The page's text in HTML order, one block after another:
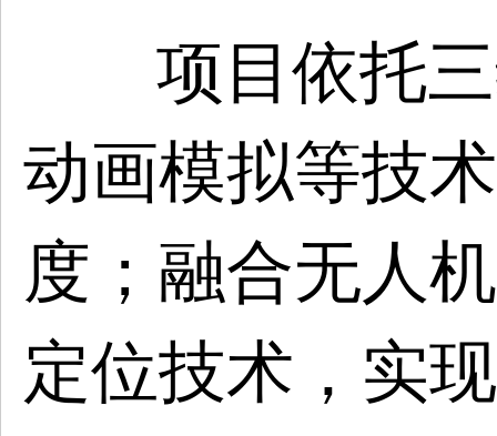
项目依托
动画模拟等技
度；融合无人
定位技术，实